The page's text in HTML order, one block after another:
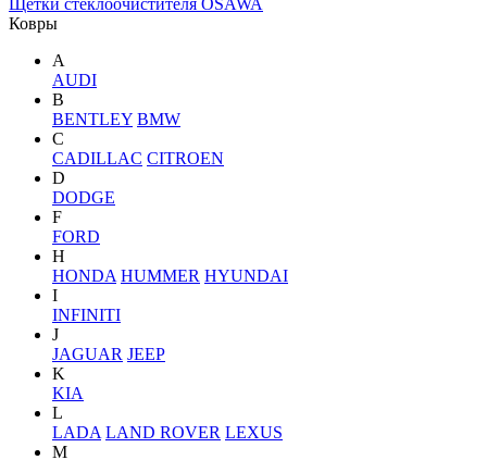
Щетки стеклоочистителя OSAWA
Ковры
A
AUDI
B
BENTLEY BMW
C
CADILLAC CITROEN
D
DODGE
F
FORD
H
HONDA HUMMER HYUNDAI
I
INFINITI
J
JAGUAR JEEP
K
KIA
L
LADA LAND ROVER LEXUS
M